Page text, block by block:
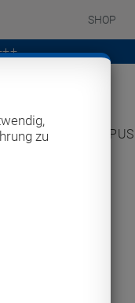
zu
SHOP
CAMPUS